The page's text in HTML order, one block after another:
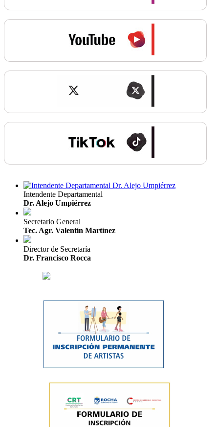
Intendente Departamental
Dr. Alejo Umpiérrez
Secretario General
Tec. Agr. Valentín Martínez
Director de Secretaría
Dr. Francisco Rocca